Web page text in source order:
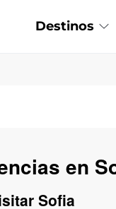
Destinos
en
Sofia